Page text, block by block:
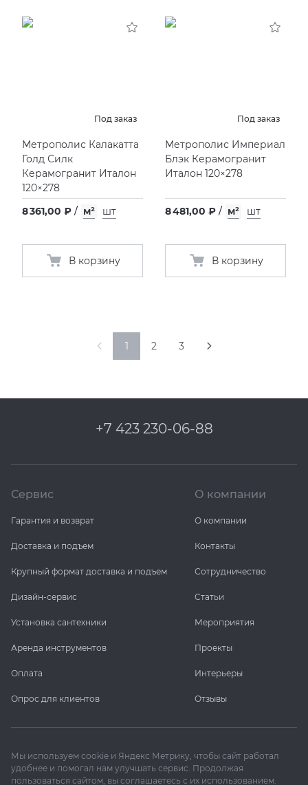
Под заказ
Метрополис Калакатта
Голд Силк
Керамогранит Италон
120×278
8 361,00 ₽ / м² шт
В корзину
Под заказ
Метрополис Империал
Блэк Керамогранит
Италон 120×278
8 481,00 ₽ / м² шт
В корзину
1 2 3
+7 423 230-06-88
Сервис
Гарантия и возврат
Доставка и подъем
Крупный формат доставка и подъем
Дизайн-сервис
Установка сантехники
Аренда инструментов
Оплата
Опрос для клиентов
О компании
О компании
Контакты
Сотрудничество
Статьи
Мероприятия
Проекты
Интерьеры
Отзывы
Мы используем cookie и Яндекс Метрику, чтобы сайт работал
удобнее и помогал нам улучшать сервис. Продолжая
пользоваться сайтом, вы соглашаетесь с их использованием.